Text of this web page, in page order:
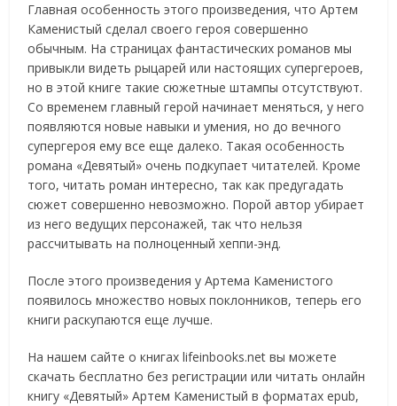
Главная особенность этого произведения, что Артем
Каменистый сделал своего героя совершенно
обычным. На страницах фантастических романов мы
привыкли видеть рыцарей или настоящих супергероев,
но в этой книге такие сюжетные штампы отсутствуют.
Со временем главный герой начинает меняться, у него
появляются новые навыки и умения, но до вечного
супергероя ему все еще далеко. Такая особенность
романа «Девятый» очень подкупает читателей. Кроме
того, читать роман интересно, так как предугадать
сюжет совершенно невозможно. Порой автор убирает
из него ведущих персонажей, так что нельзя
рассчитывать на полноценный хеппи-энд.
После этого произведения у Артема Каменистого
появилось множество новых поклонников, теперь его
книги раскупаются еще лучше.
На нашем сайте о книгах lifeinbooks.net вы можете
скачать бесплатно без регистрации или читать онлайн
книгу «Девятый» Артем Каменистый в форматах epub,